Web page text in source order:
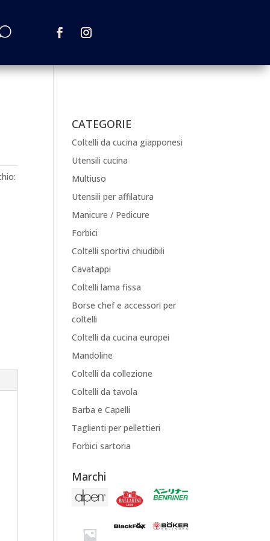
CATEGORIE
Coltelli da cucina giapponesi
Utensili cucina
Multiuso
Utensili per affilatura
Manicure / Pedicure
Forbici
Coltelli sportivi chiudibili
Cavatappi
Coltelli lama fissa
Borse chef e accessori per
coltelli
Coltelli da cucina europei
Mandoline
Coltelli da collezione
Coltelli da tavola
Barba e Capelli
Taglienti per pellettieri
Forbici sartoria
Marchi